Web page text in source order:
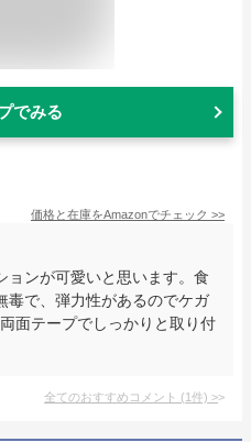
でみる
価格と在庫をAmazonでチェック >>
ョンが可愛いと思います。食
毒で、弾力性があるのでケガ
面テープでしっかりと取り付
全てのおすすめコメント (1件) >